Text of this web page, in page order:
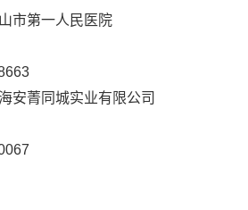
市第一人民医院
海安菁同城实业有限公司